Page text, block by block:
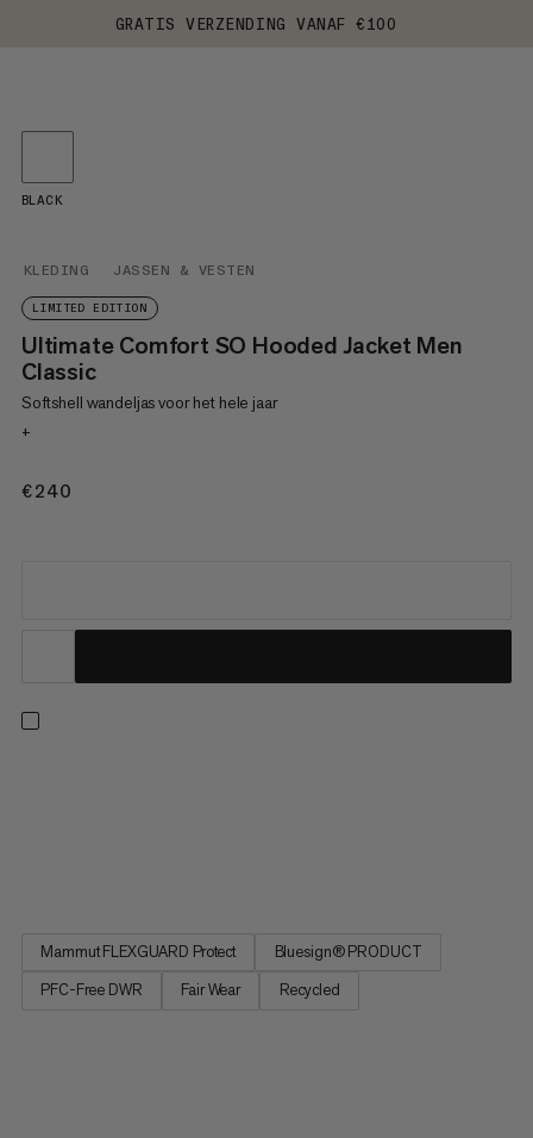
GRATIS VERZENDING VANAF €100
KLEDING JASSEN & VESTEN
LIMITED EDITION
Ultimate Comfort SO Hooded Jacket Men
Classic
Softshell wandeljas voor het hele jaar
+
€240
BLACK
Mammut FLEXGUARD Protect
Bluesign® PRODUCT
PFC-Free DWR
Fair Wear Recycled